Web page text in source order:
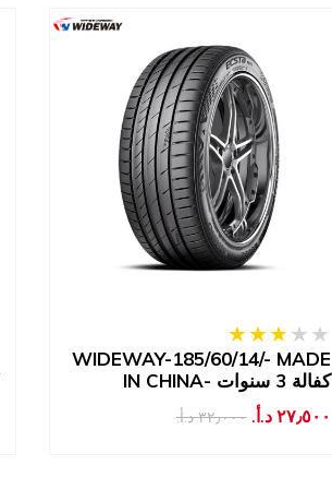
WIDEWAY-185/60/14/- MADE
IN CHINA- كفالة 3 سنوات
٣٢٫٠٠٠ د.أ.‏ ٢٧٫٥٠٠ د.أ.‏